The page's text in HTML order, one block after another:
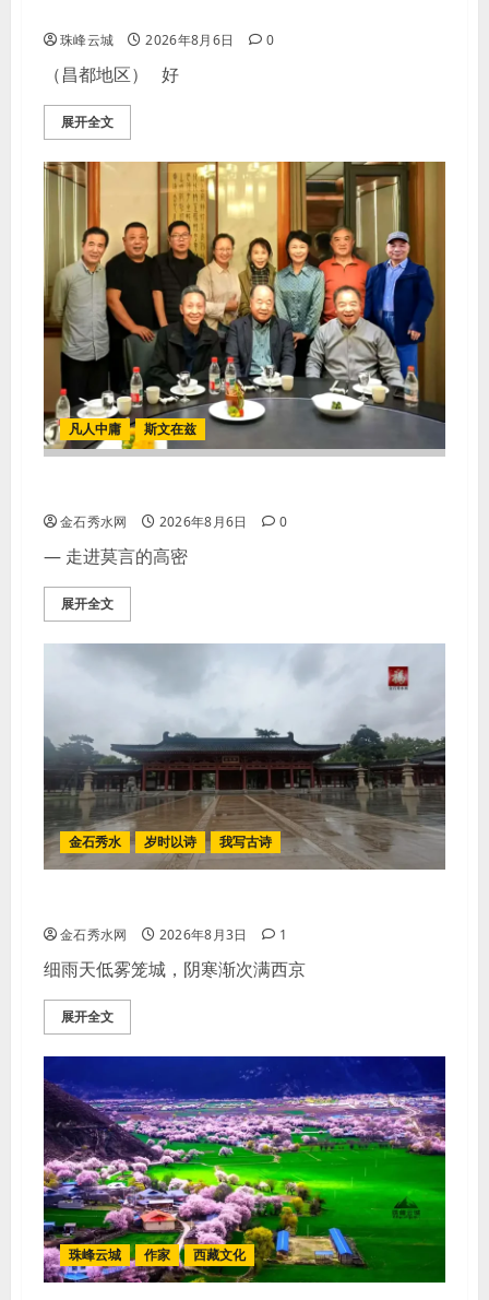
珠峰云城 2026年8月6日 0
（昌都地区） 好
展开全文
凡人中庸 斯文在兹
金石秀水网 2026年8月6日 0
— 走进莫言的高密
展开全文
金石秀水 岁时以诗 我写古诗
金石秀水网 2026年8月3日 1
细雨天低雾笼城，阴寒渐次满西京
展开全文
珠峰云城 作家 西藏文化